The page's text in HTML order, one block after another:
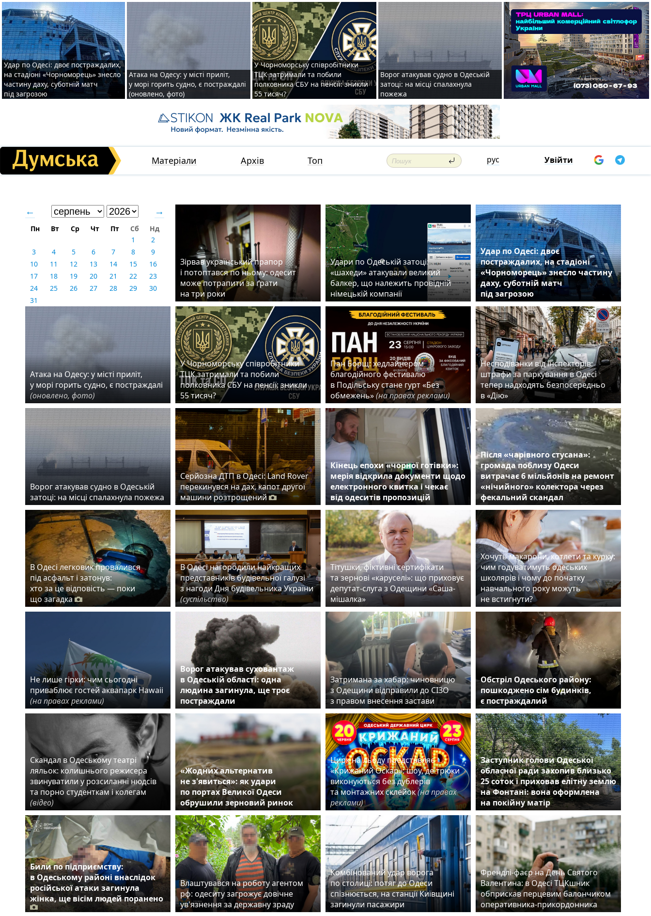
Удар по Одесі: двоє постраждалих,
на стадіоні «Чорноморець» знесло
частину даху, суботній матч
під загрозою
Атака на Одесу: у місті приліт,
у морі горить судно, є постраждалі
(оновлено, фото)
У Чорноморську співробітники
ТЦК затримали та побили
полковника СБУ на пенсії: зникли
55 тисяч?
Ворог атакував судно в Одеській
затоці: на місці спалахнула
пожежа
Матеріали Архів Топ рус Увійти
← →
Пн Вт Ср Чт Пт Сб
Нд
1
2
3
4 5 6 7 8
9
10
11 12 13 14 15
16
17
18 19 20 21 22
23
24
25 26 27 28 29
30
31
Зірвав український прапор
і потоптався по ньому: одесит
може потрапити за ґрати
на три роки
Удари по Одеській затоці:
«шахеди» атакували великий
балкер, що належить провідній
німецькій компанії
Удар по Одесі: двоє
постраждалих, на стадіоні
«Чорноморець» знесло частину
даху, суботній матч
під загрозою
Атака на Одесу: у місті приліт,
у морі горить судно, є постраждалі
(оновлено, фото)
У Чорноморську співробітники
ТЦК затримали та побили
полковника СБУ на пенсії: зникли
55 тисяч?
Пан Борщ: хедлайнером
благодійного фестивалю
в Подільську стане гурт «Без
обмежень»(на правах реклами)
Несподіванки від інспекторів:
штрафи за паркування в Одесі
тепер надходять безпосередньо
в «Дію»
Ворог атакував судно в Одеській
затоці: на місці спалахнула пожежа
Серйозна ДТП в Одесі: Land Rover
перекинувся на дах, капот другої
машини розтрощений
Кінець епохи «чорної готівки»:
мерія відкрила документи щодо
електронного квитка і чекає
від одеситів пропозицій
Після «чарівного стусана»:
громада поблизу Одеси
витрачає 6 мільйонів на ремонт
«нічийного» колектора через
фекальний скандал
В Одесі легковик провалився
під асфальт і затонув:
хто за це відповість — поки
що загадка
В Одесі нагородили найкращих
представників будівельної галузі
з нагоди Дня будівельника України
(суспільство)
Тітушки, фіктивні сертифікати
та зернові «каруселі»: що приховує
депутат-слуга з Одещини «Саша-
мішалка»
Хочуть макарони, котлети та курку:
чим годуватимуть одеських
школярів і чому до початку
навчального року можуть
не встигнути?
Не лише гірки: чим сьогодні
приваблює гостей аквапарк Hawaii
(на правах реклами)
Ворог атакував суховантаж
в Одеській області: одна
людина загинула, ще троє
постраждали
Затримана за хабар: чиновницю
з Одещини відправили до СІЗО
з правом внесення застави
Обстріл Одеського району:
пошкоджено сім будинків,
є постраждалий
Скандал в Одеському театрі
ляльок: колишнього режисера
звинуватили у розсиланні нюдсів
та порно студенткам і колегам
(відео)
«Жодних альтернатив
не з'явиться»: як удари
по портах Великої Одеси
обрушили зерновий ринок
Цирк на льоду представляє
«Крижаний Оскар»: шоу, де трюки
виконуються без дублерів
та монтажних склейок(на правах
реклами)
Заступник голови Одеської
обласної ради захопив близько
25 соток і приховав елітну землю
на Фонтані: вона оформлена
на покійну матір
Били по підприємству:
в Одеському районі внаслідок
російської атаки загинула
жінка, ще вісім людей поранено
Влаштувався на роботу агентом
рф: одеситу загрожує довічне
ув'язнення за державну зраду
Комбінований удар ворога
по столиці: потяг до Одеси
спізнюється, на станції Київщині
загинули пасажири
Френдлі-фаєр на День Святого
Валентина: в Одесі ТЦКшник
обприскав перцевим балончиком
оперативника-прикордонника